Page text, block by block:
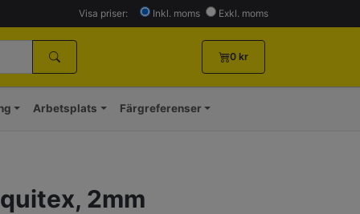
Visa priser: Inkl. moms Exkl. moms
0 kr
Arbetsplats Färgreferenser
2mm